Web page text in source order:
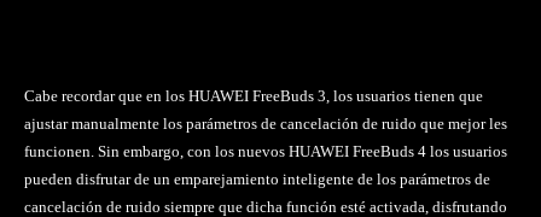
Cabe recordar que en los HUAWEI FreeBuds 3, los usuarios tienen que
ajustar manualmente los parámetros de cancelación de ruido que mejor les
funcionen. Sin embargo, con los nuevos HUAWEI FreeBuds 4 los usuarios
pueden disfrutar de un emparejamiento inteligente de los parámetros de
cancelación de ruido siempre que dicha función esté activada, disfrutando